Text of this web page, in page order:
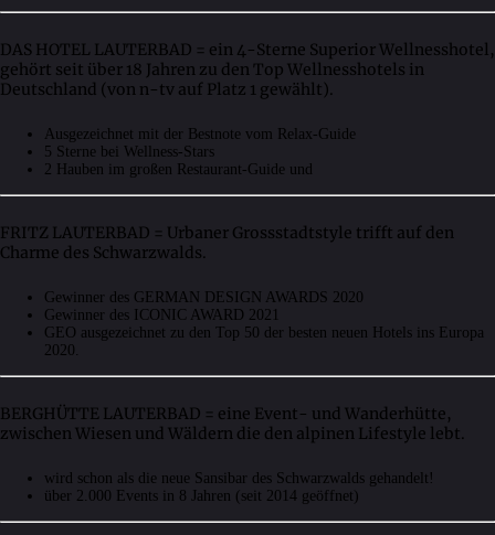
DAS HOTEL LAUTERBAD = ein 4-Sterne Superior Wellnesshotel,
gehört seit über 18 Jahren zu den Top Wellnesshotels in
Deutschland (von n-tv auf Platz 1 gewählt).
Ausgezeichnet mit der Bestnote vom Relax-Guide
5 Sterne bei Wellness-Stars
2 Hauben im großen Restaurant-Guide und
FRITZ LAUTERBAD = Urbaner Grossstadtstyle trifft auf den
Charme des Schwarzwalds.
Gewinner des GERMAN DESIGN AWARDS 2020
Gewinner des ICONIC AWARD 2021
GEO ausgezeichnet zu den Top 50 der besten neuen Hotels ins Europa
2020.
BERGHÜTTE LAUTERBAD = eine Event- und Wanderhütte,
zwischen Wiesen und Wäldern die den alpinen Lifestyle lebt.
wird schon als die neue Sansibar des Schwarzwalds gehandelt!
über 2.000 Events in 8 Jahren (seit 2014 geöffnet)